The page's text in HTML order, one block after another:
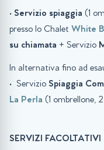
• Servizio spiaggia (1
presso lo Chalet White
su chiamata + Servizio
In alternativa fino ad
• Servizio Spiaggia
La Perla (1 ombrellone,
SERVIZI FACOLTATIVI